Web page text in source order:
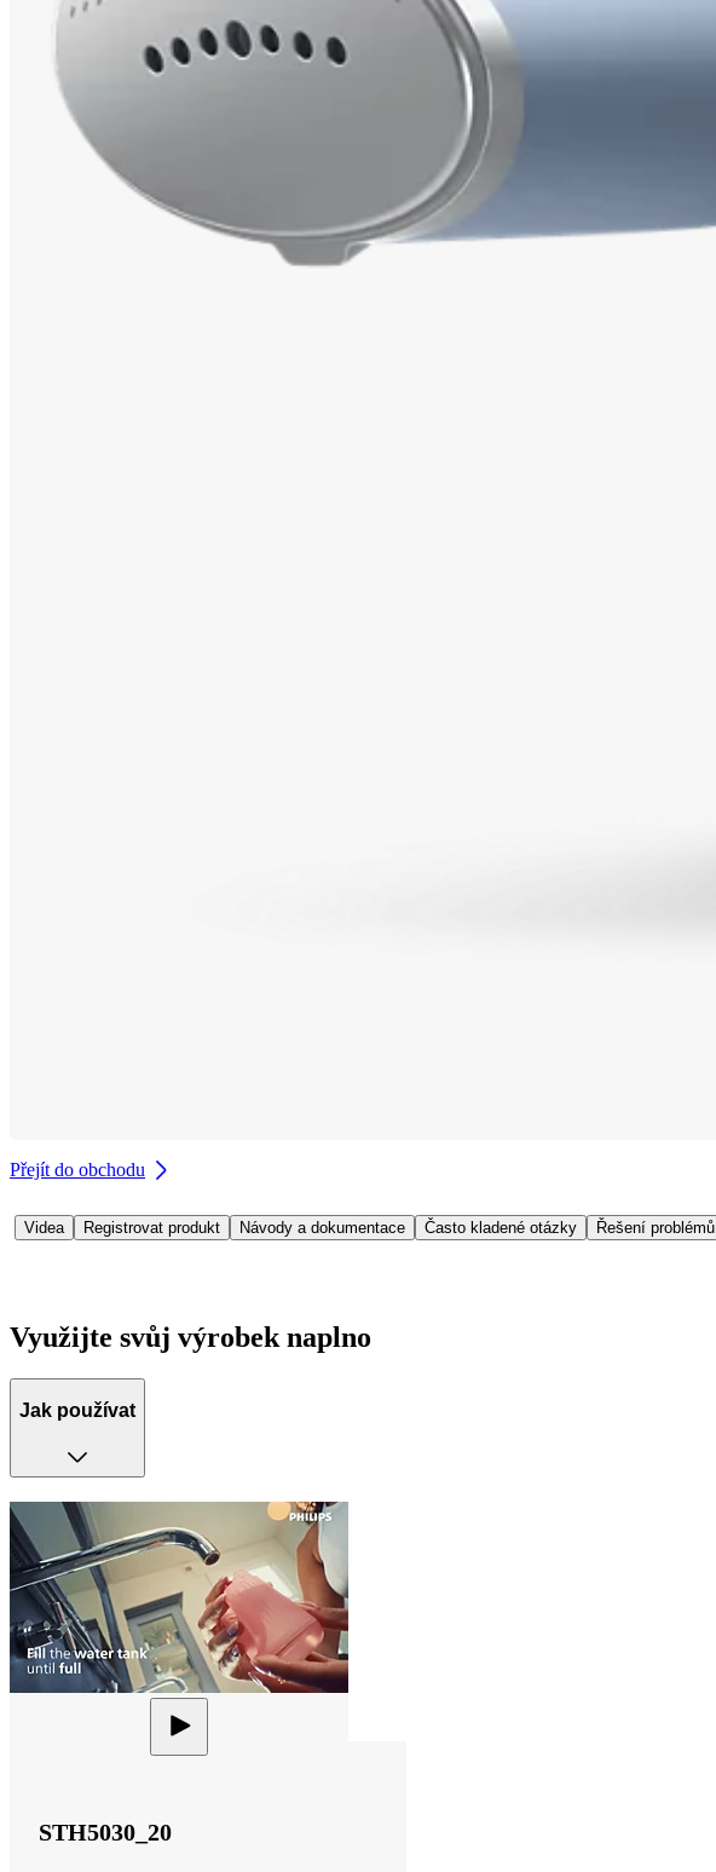
Přejít do obchodu
Videa Registrovat produkt Návody a dokumentace Často kladené otázky Řešení problémů
Využijte svůj výrobek naplno
Jak používat
STH5030_20